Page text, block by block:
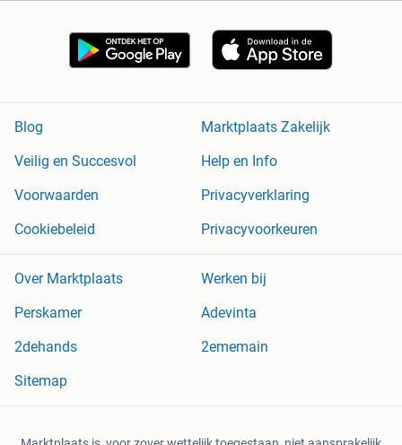
Blog
Marktplaats Zakelijk
Veilig en Succesvol
Help en Info
Voorwaarden
Privacyverklaring
Cookiebeleid
Privacyvoorkeuren
Over Marktplaats
Werken bij
Perskamer
Adevinta
2dehands
2ememain
Sitemap